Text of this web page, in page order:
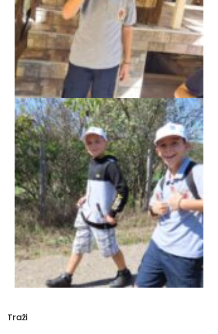
Traži